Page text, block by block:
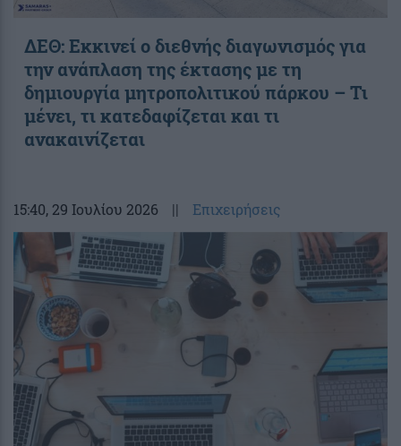
ΔΕΘ: Εκκινεί ο διεθνής διαγωνισμός για
την ανάπλαση της έκτασης με τη
δημιουργία μητροπολιτικού πάρκου – Τι
μένει, τι κατεδαφίζεται και τι
ανακαινίζεται
15:40, 29 Ιουλίου 2026 || Επιχειρήσεις